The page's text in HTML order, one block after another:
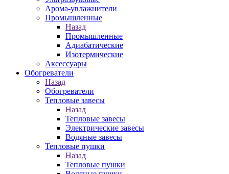
Арома-увлажнители
Промышленныe
Назад
Промышленныe
Адиабатические
Изотермические
Аксессуары
Обогреватели
Назад
Обогреватели
Тепловые завесы
Назад
Тепловые завесы
Электрические завесы
Водяные завесы
Тепловые пушки
Назад
Тепловые пушки